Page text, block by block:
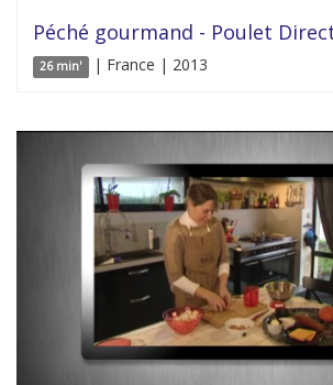
Péché gourmand - Poulet
26 min' | France | 2013